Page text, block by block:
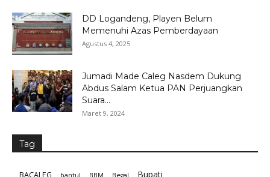
DD Logandeng, Playen Belum
Memenuhi Azas Pemberdayaan
Agustus 4, 2025
Jumadi Made Caleg Nasdem Dukung
Abdus Salam Ketua PAN Perjuangkan
Suara...
Maret 9, 2024
Tag
bantul BBM Begal Bupati